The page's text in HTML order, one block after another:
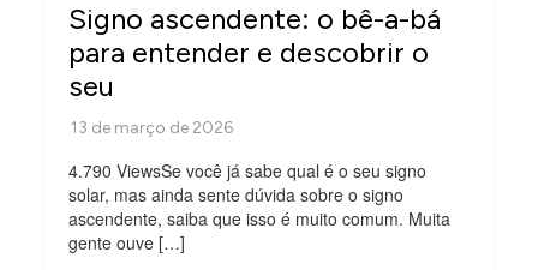
Signo ascendente: o bê-a-bá
para entender e descobrir o
seu
4.790 ViewsSe você já sabe qual é o seu signo
solar, mas ainda sente dúvida sobre o signo
ascendente, saiba que isso é muito comum. Muita
gente ouve […]